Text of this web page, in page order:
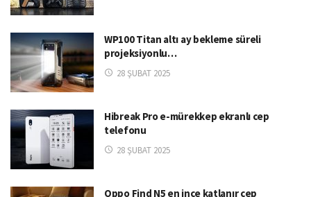
WP100 Titan altı ay bekleme süreli
projeksiyonlu…
28 ŞUBAT 2025
Hibreak Pro e-mürekkep ekranlı cep
telefonu
28 ŞUBAT 2025
Oppo Find N5 en ince katlanır cep